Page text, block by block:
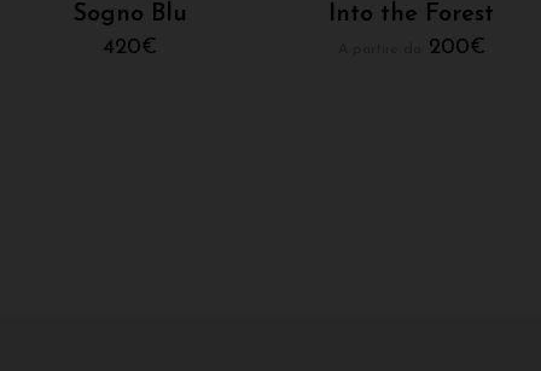
Sogno Blu
420€
Into the Forest
200€